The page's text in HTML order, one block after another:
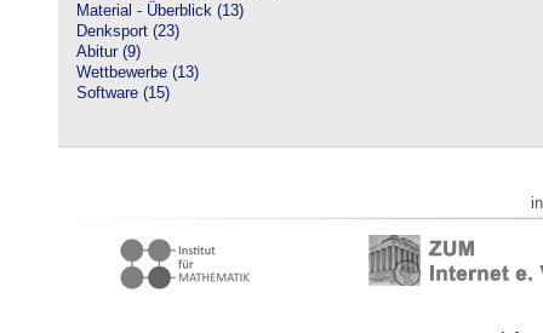
Material - Überblick (13)
Denksport (23)
Abitur (9)
Wettbewerbe (13)
Software (15)